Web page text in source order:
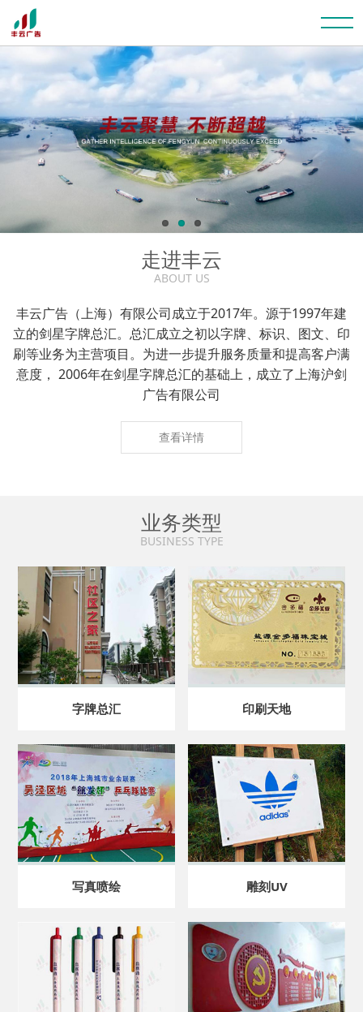
走进丰云
ABOUT US
丰云广告（上海）有限公司成立于2017年。源于1997年建
立的剑星字牌总汇。总汇成立之初以字牌、标识、图文、印
刷等业务为主营项目。为进一步提升服务质量和提高客户满
意度， 2006年在剑星字牌总汇的基础上，成立了上海沪剑
广告有限公司
查看详情
业务类型
BUSINESS TYPE
字牌总汇 印刷天地
写真喷绘 雕刻UV